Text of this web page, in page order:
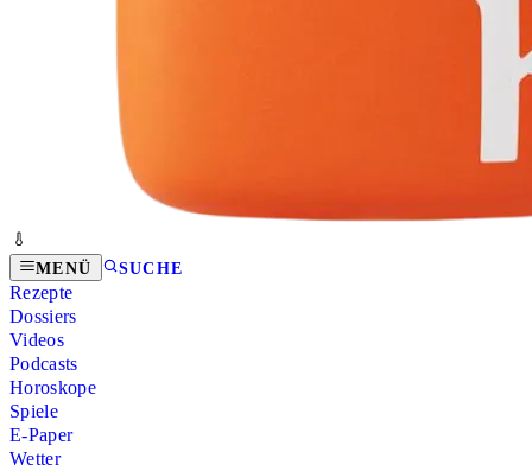
MENÜ SUCHE
Rezepte
Dossiers
Videos
Podcasts
Horoskope
Spiele
E-Paper
Wetter